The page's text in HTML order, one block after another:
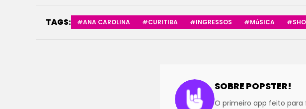
TAGS: #ANA CAROLINA #CURITIBA #INGRESSOS #MúSICA
SOBRE POPSTER!
O primeiro app feito para